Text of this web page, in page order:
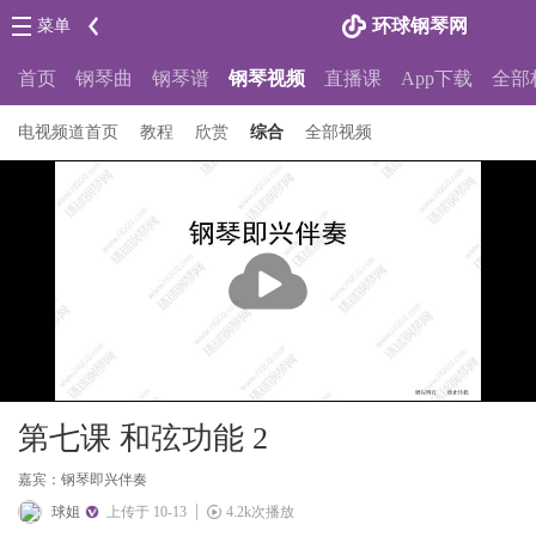
环球钢琴网
菜单
首页 钢琴曲 钢琴谱 钢琴视频 直播课 App下载 全部
电视频道首页 教程 欣赏 综合 全部视频
放
第七课 和弦功能 2
嘉宾：钢琴即兴伴奏
球姐
上传于 10-13 4.2k次播放